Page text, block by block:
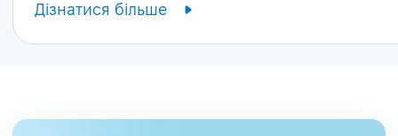
Дізнатися більше